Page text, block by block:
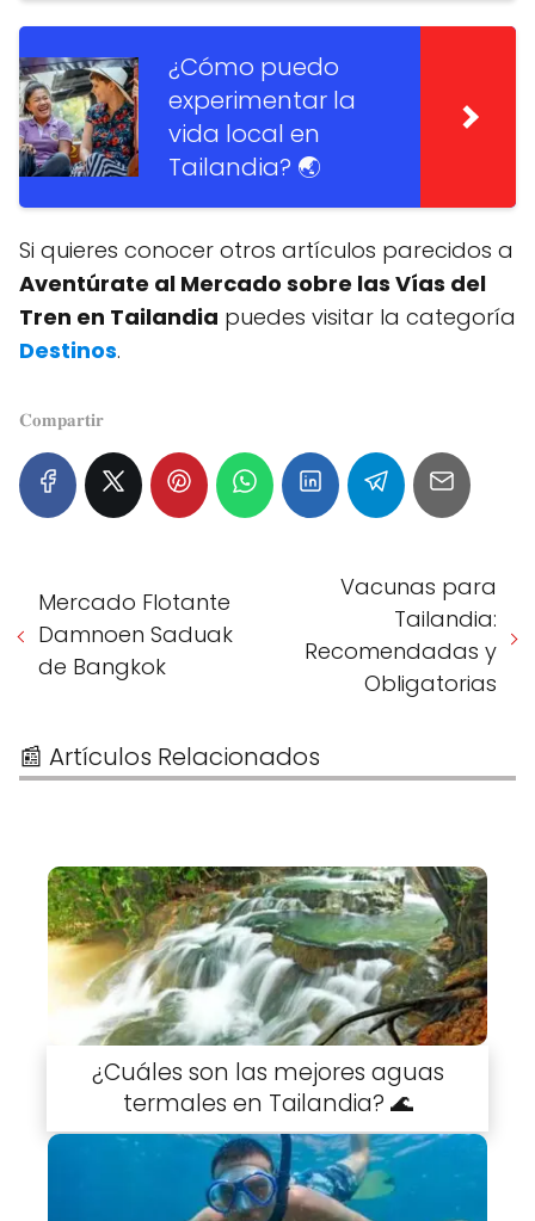
¿Cómo puedo
experimentar la
vida local en
Tailandia? 🌏
Si quieres conocer otros artículos parecidos a
Aventúrate al Mercado sobre las Vías del
Tren en Tailandia puedes visitar la categoría
Destinos.
𝐂𝐨𝐦𝐩𝐚𝐫𝐭𝐢𝐫
Mercado Flotante
Damnoen Saduak
de Bangkok
Vacunas para
Tailandia:
Recomendadas y
Obligatorias
📰 Artículos Relacionados
¿Cuáles son las mejores aguas
termales en Tailandia? 🌊